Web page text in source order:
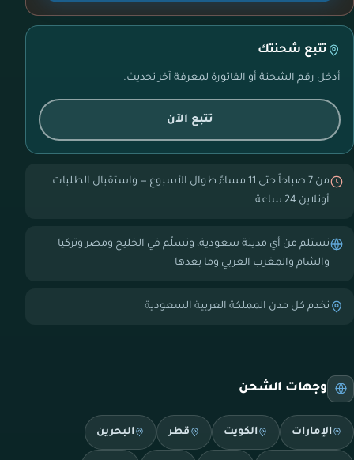
تتبع شحنتك
أدخل رقم الشحنة أو الفاتورة لمعرفة آخر تحديث.
تتبع الآن
من 7 صباحاً حتى 11 مساءً طوال الأسبوع — واستقبال الطلبات
أونلاين 24 ساعة
نستلم من أي مدينة سعودية، ونسلّم في الخليج ومصر وتركيا
والشام والمغرب العربي وما بعدها
نخدم كل مدن المملكة العربية السعودية
وجهات الشحن
الإمارات الكويت قطر البحرين